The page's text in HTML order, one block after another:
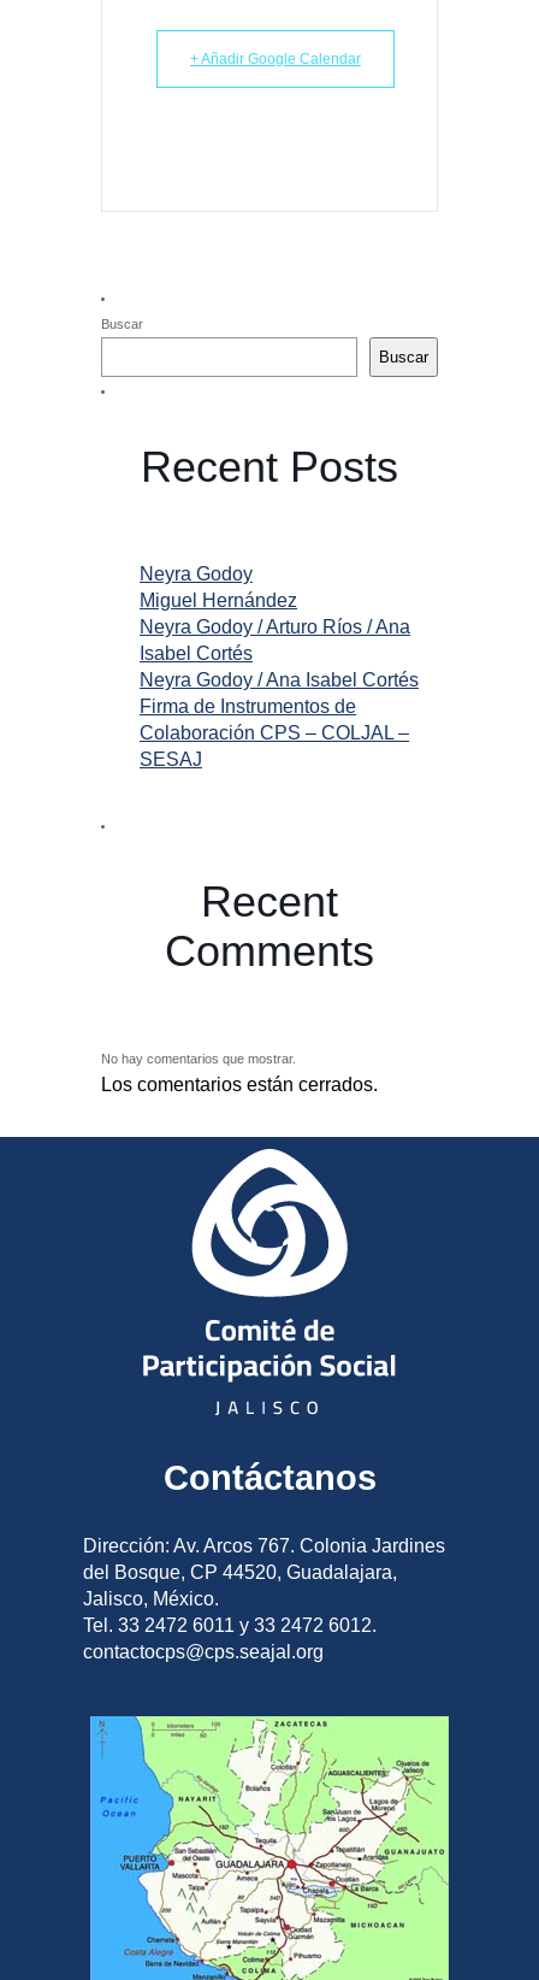
+ Añadir Google Calendar
Buscar
Buscar
Recent Posts
Neyra Godoy
Miguel Hernández
Neyra Godoy / Arturo Ríos / Ana
Isabel Cortés
Neyra Godoy / Ana Isabel Cortés
Firma de Instrumentos de
Colaboración CPS – COLJAL –
SESAJ
Recent
Comments
No hay comentarios que mostrar.
Los comentarios están cerrados.
Contáctanos
Dirección: Av. Arcos 767. Colonia Jardines
del Bosque, CP 44520, Guadalajara,
Jalisco, México.
Tel. 33 2472 6011 y 33 2472 6012.
contactocps@cps.seajal.org